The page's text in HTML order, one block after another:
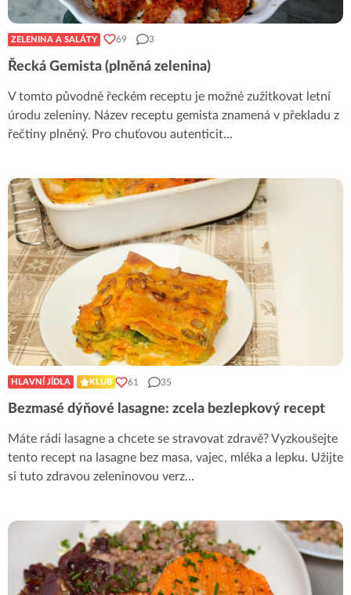
ZELENINA A SALÁTY 69 3
Řecká Gemista (plněná zelenina)
V tomto původně řeckém receptu je možné zužitkovat letní
úrodu zeleniny. Název receptu gemista znamená v překladu z
řečtiny plněný. Pro chuťovou autenticit...
HLAVNÍ JÍDLA KLUB 61 35
Bezmasé dýňové lasagne: zcela bezlepkový recept
Máte rádi lasagne a chcete se stravovat zdravě? Vyzkoušejte
tento recept na lasagne bez masa, vajec, mléka a lepku. Užijte
si tuto zdravou zeleninovou verz...